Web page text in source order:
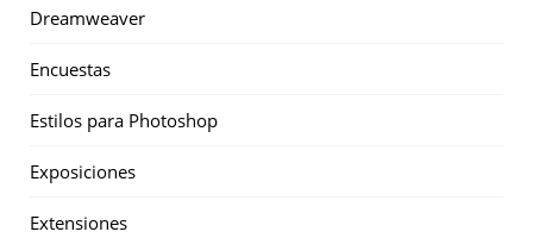
Dreamweaver
Encuestas
Estilos para Photoshop
Exposiciones
Extensiones